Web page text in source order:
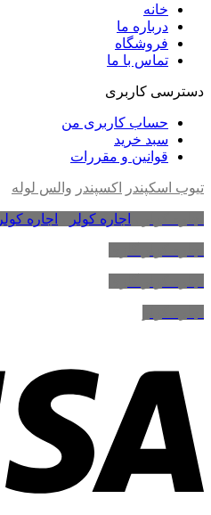
خانه
درباره ما
فروشگاه
تماس با ما
دسترسی کاربری
حساب کاربری من
سبد خرید
قوانین و مقررات
تیوب اسکپندر اکسپندر والس لوله
اجاره کولر اجاره کولر